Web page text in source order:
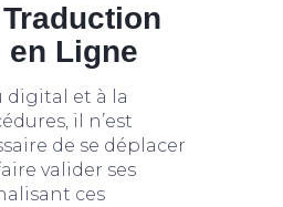
en Ligne
digital et à la
il n’est
de se déplacer
valider ses
ces